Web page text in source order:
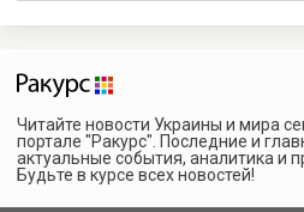
Читайте новости Украины и мира
портале "Ракурс". Последние и
актуальные события, аналитика и
Будьте в курсе всех новостей!